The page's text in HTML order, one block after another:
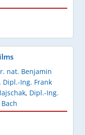
nat. Benjamin
, Dipl.-Ing. Frank
, Dipl.-Ing.